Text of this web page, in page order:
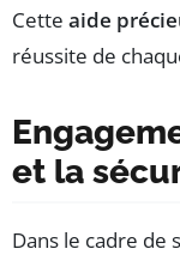
Cette aide
réussite de
et la
Dans le cadre de